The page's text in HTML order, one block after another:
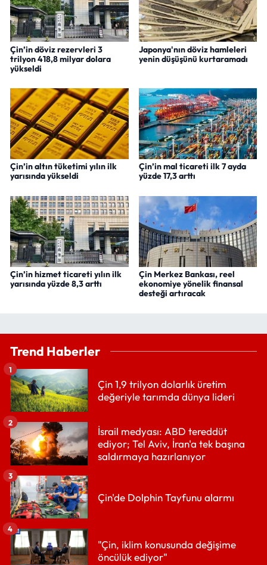
Çin’in döviz rezervleri 3
trilyon 418,8 milyar dolara
yükseldi
Japonya'nın döviz hamleleri
yenin düşüşünü kurtaramadı
Çin’in altın tüketimi yılın ilk
yarısında yükseldi
Çin’in mal ticareti ilk 7 ayda
yüzde 17,3 arttı
Çin’in hizmet ticareti yılın ilk
yarısında yüzde 8,3 arttı
Çin Merkez Bankası, reel
ekonomiye yönelik finansal
desteği artıracak
Trend Haberler
Çin 1,9 trilyon dolarlık üretim
değeriyle tarımda dünya lideri
1
İsrail medyası: ABD tereddüt
ediyor; Tel Aviv, İran'a tek başına
saldırmaya hazırlanıyor
2
Çin'de Dolphin Tayfunu alarmı
3
"Çin, iklim konusunda değişime
öncülük ediyor"
4